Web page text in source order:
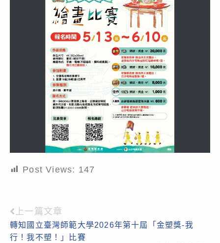
Post Views: 147
Read
more
上一篇文章
轉知國立臺灣師範大學2026年第十屆「金塑獎-我
行！我不塑！」比賽